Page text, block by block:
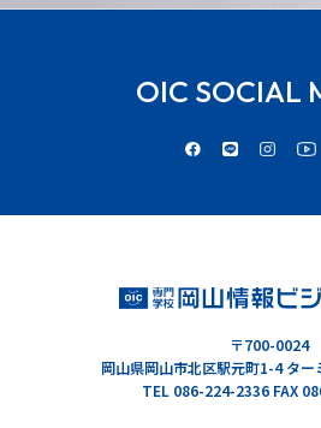
OIC SOCIAL
〒700-0024
岡山県岡山市北区駅元町1-4 ター
TEL 086-224-2336 FAX